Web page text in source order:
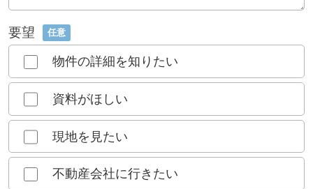
要望 任意
物件の詳細を知りたい
資料がほしい
現地を見たい
不動産会社に行きたい